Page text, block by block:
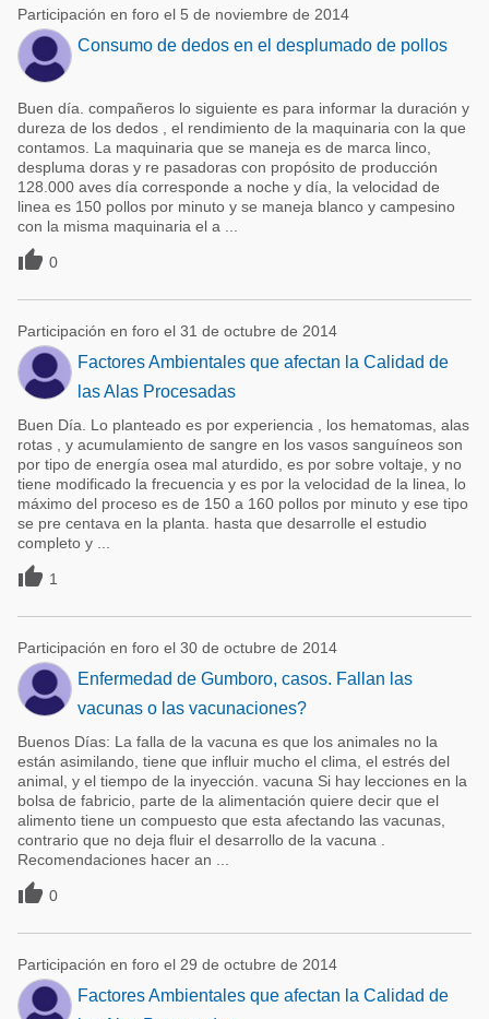
Participación en foro el 5 de noviembre de 2014
Consumo de dedos en el desplumado de pollos
Buen día. compañeros lo siguiente es para informar la duración y
dureza de los dedos , el rendimiento de la maquinaria con la que
contamos. La maquinaria que se maneja es de marca linco,
despluma doras y re pasadoras con propósito de producción
128.000 aves día corresponde a noche y día, la velocidad de
linea es 150 pollos por minuto y se maneja blanco y campesino
con la misma maquinaria el a ...
 0
Participación en foro el 31 de octubre de 2014
Factores Ambientales que afectan la Calidad de
las Alas Procesadas
Buen Día. Lo planteado es por experiencia , los hematomas, alas
rotas , y acumulamiento de sangre en los vasos sanguíneos son
por tipo de energía osea mal aturdido, es por sobre voltaje, y no
tiene modificado la frecuencia y es por la velocidad de la linea, lo
máximo del proceso es de 150 a 160 pollos por minuto y ese tipo
se pre centava en la planta. hasta que desarrolle el estudio
completo y ...
 1
Participación en foro el 30 de octubre de 2014
Enfermedad de Gumboro, casos. Fallan las
vacunas o las vacunaciones?
Buenos Días: La falla de la vacuna es que los animales no la
están asimilando, tiene que influir mucho el clima, el estrés del
animal, y el tiempo de la inyección. vacuna Si hay lecciones en la
bolsa de fabricio, parte de la alimentación quiere decir que el
alimento tiene un compuesto que esta afectando las vacunas,
contrario que no deja fluir el desarrollo de la vacuna .
Recomendaciones hacer an ...
 0
Participación en foro el 29 de octubre de 2014
Factores Ambientales que afectan la Calidad de